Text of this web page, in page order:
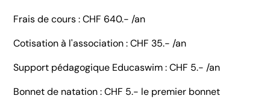
Frais de cours : CHF 640.- /an
Cotisation à l'association : CHF 35.- /an
Support pédagogique Educaswim : CHF 5.- /an
Bonnet de natation : CHF 5.- le premier bonnet